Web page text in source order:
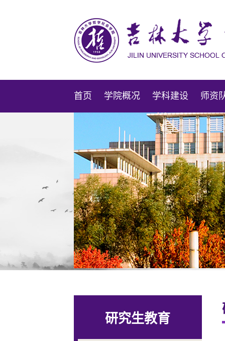
首页 学院概况 学科建设 师资
研究生教育